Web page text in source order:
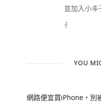
並加入小丰
YOU
網路便宜買iPhone，別